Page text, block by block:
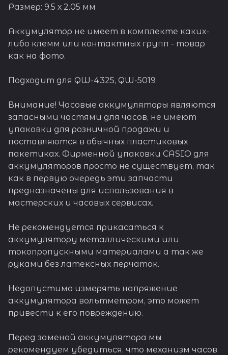
Размер: 9.5 х 2.05 мм
Аккумулятор не имеет в комплекте каких-
либо клемм или контактных групп - товар
как на фото.
Подходит для QW-4325, QW-5019
Внимание! Часовые аккумуляторы являются
запасными частями для часов, не имеют
упаковки для розничной продажи и
поставляются в обычных пластиковых
пакетиках. Фирменной упаковки CASIO для
аккумуляторов просто не существует, так
как в первую очередь эти запчасти
предназначены для использования в
мастерских и часовых сервисах.
Не рекомендуется прикасаться к
аккумулятору металлическими или
токопропускными материалами а так же
руками без латексных перчаток.
Недопустимо измерять напряжение
аккумулятора вольтметром, это может
привести к его повреждению.
Перед заменой аккумулятора мы
рекомендуем убедиться, что механизм часов